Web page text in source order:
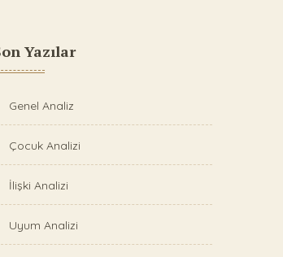
Yazılar
Genel Analiz
Çocuk Analizi
İlişki Analizi
Uyum Analizi